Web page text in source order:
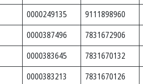
0000249135 9111898960
0000387496 7831672906
0000383645 7831670132
0000383213 7831670126